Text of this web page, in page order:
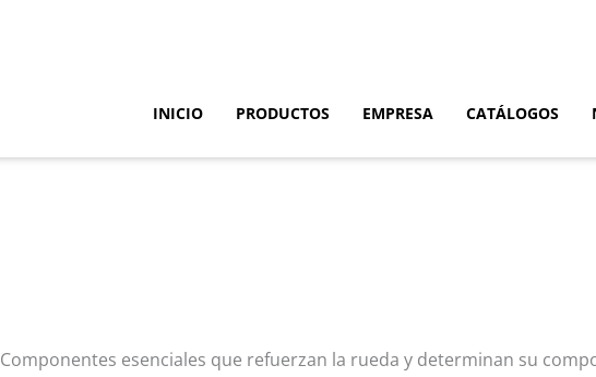
INICIO PRODUCTOS EMPRESA CATÁLOGOS
Componentes esenciales que refuerzan la rueda y determinan su